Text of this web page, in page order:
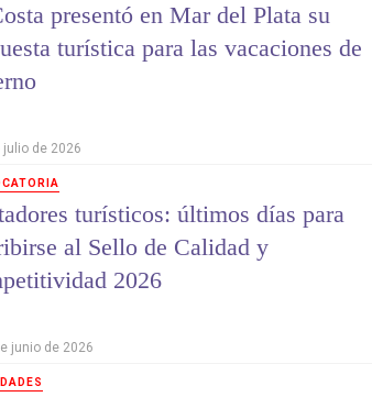
presentó en Mar del Plata su
turística para las vacaciones de
julio de 2026
turísticos: últimos días para
al Sello de Calidad y
2026
junio de 2026